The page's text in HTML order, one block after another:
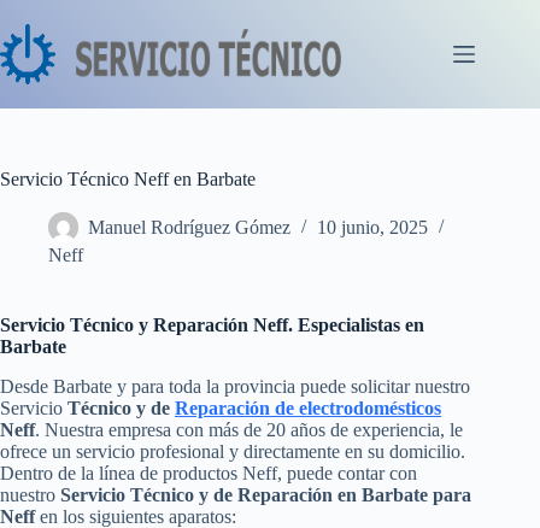
al
contenido
Servicio Técnico Neff en Barbate
Manuel Rodríguez Gómez
10 junio, 2025
Neff
Servicio Técnico y Reparación Neff. Especialistas en
Barbate
Desde Barbate y para toda la provincia puede solicitar nuestro
Servicio Técnico y de Reparación de electrodomésticos
Neff. Nuestra empresa con más de 20 años de experiencia, le
ofrece un servicio profesional y directamente en su domicilio.
Dentro de la línea de productos Neff, puede contar con
nuestro Servicio Técnico y de Reparación en Barbate para
Neffen los siguientes aparatos: